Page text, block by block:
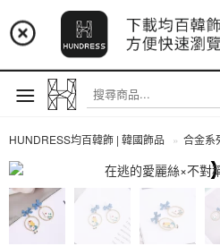
📢 市集預告：9/4-9/
📢 市集預告：9/12-9/
📢 市集預告：8/22-8/23
註冊
HUNDRESS均百韓飾 | 韓國飾品 合金系